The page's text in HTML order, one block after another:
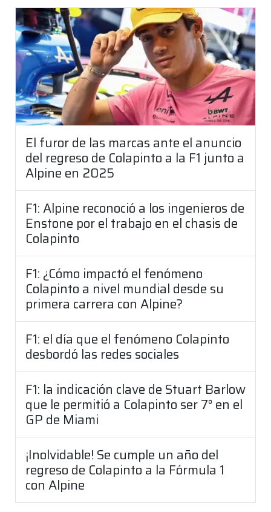
El furor de las marcas ante el anuncio
del regreso de Colapinto a la F1 junto a
Alpine en 2025
F1: Alpine reconoció a los ingenieros de
Enstone por el trabajo en el chasis de
Colapinto
F1: ¿Cómo impactó el fenómeno
Colapinto a nivel mundial desde su
primera carrera con Alpine?
F1: el día que el fenómeno Colapinto
desbordó las redes sociales
F1: la indicación clave de Stuart Barlow
que le permitió a Colapinto ser 7° en el
GP de Miami
¡Inolvidable! Se cumple un año del
regreso de Colapinto a la Fórmula 1
con Alpine